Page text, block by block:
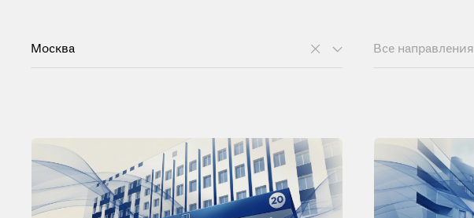
Москва Все направления